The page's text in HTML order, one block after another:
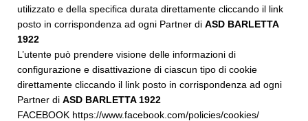
utilizzato e della specifica durata direttamente cliccando il link
posto in corrispondenza ad ogni Partner di ASD BARLETTA
1922
L’utente può prendere visione delle informazioni di
configurazione e disattivazione di ciascun tipo di cookie
direttamente cliccando il link posto in corrispondenza ad ogni
Partner di ASD BARLETTA 1922
FACEBOOK https://www.facebook.com/policies/cookies/